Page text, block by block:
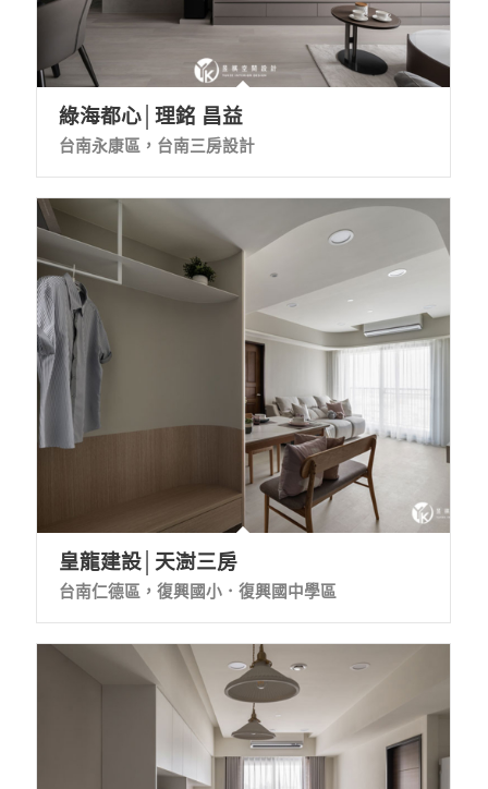
綠海都心│理銘 昌益
台南永康區，台南三房設計
皇龍建設│天澍三房
台南仁德區，復興國小．復興國中學區